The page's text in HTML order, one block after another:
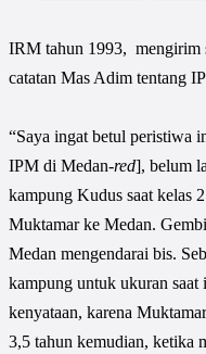
IRM tahun 1993, mengirim
catatan Mas Adim tentang
“Saya ingat betul peristiwa
IPM di Medan-red], belum
kampung Kudus saat kelas
Muktamar ke Medan.
Medan mengendarai bis.
kampung untuk ukuran
kenyataan, karena
3,5 tahun kemudian, ketika